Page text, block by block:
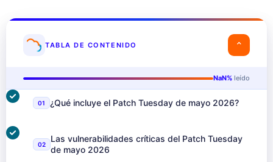
TABLA DE CONTENIDO ⌄
NaN% leído
01 ¿Qué incluye el Patch Tuesday de mayo 2026?
02
Las vulnerabilidades críticas del Patch Tuesday
de mayo 2026